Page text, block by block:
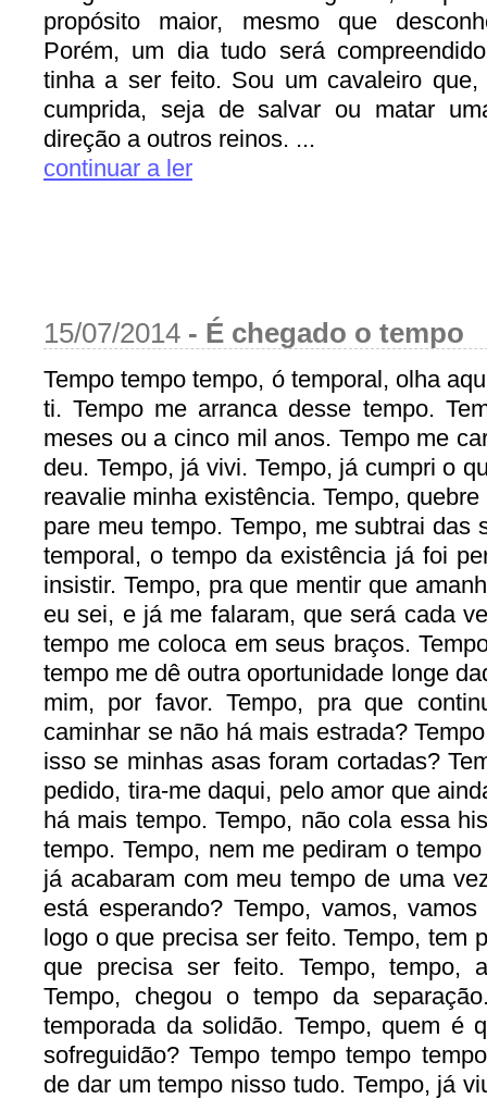
propósito maior, mesmo que
Porém, um dia tudo será
tinha a ser feito. Sou um cavaleiro
cumprida, seja de salvar ou matar
direção a outros reinos. ...
continuar a ler
15/07/2014 - É chegado o tempo
Tempo tempo tempo, ó temporal, olha
ti. Tempo me arranca desse tempo.
meses ou a cinco mil anos. Tempo me
deu. Tempo, já vivi. Tempo, já cumpri o
reavalie minha existência. Tempo,
pare meu tempo. Tempo, me subtrai das
temporal, o tempo da existência já foi
insistir. Tempo, pra que mentir que
eu sei, e já me falaram, que será cada
tempo me coloca em seus braços.
tempo me dê outra oportunidade longe
mim, por favor. Tempo, pra que
caminhar se não há mais estrada?
isso se minhas asas foram cortadas?
pedido, tira-me daqui, pelo amor que
há mais tempo. Tempo, não cola essa
tempo. Tempo, nem me pediram o
já acabaram com meu tempo de uma
está esperando? Tempo, vamos,
logo o que precisa ser feito. Tempo, tem
que precisa ser feito. Tempo, tempo,
Tempo, chegou o tempo da
temporada da solidão. Tempo, quem é
sofreguidão? Tempo tempo tempo
de dar um tempo nisso tudo. Tempo, já